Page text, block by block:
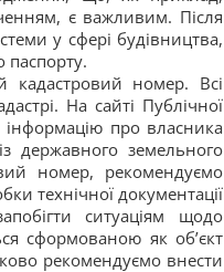
є важливим. Після
у сфері будівництва,
паспорту.
кадастровий номер. Всі
На сайті Публічної
про власника
державного земельного
номер, рекомендуємо
технічної документації
ситуаціям щодо
сформованою як об’єкт
рекомендуємо внести